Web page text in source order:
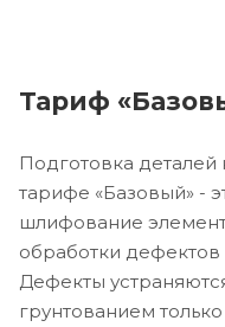
Тариф
Подготовка деталей
тарифе «Базовый» -
шлифование
обработки дефектов
Дефекты
грунтованием